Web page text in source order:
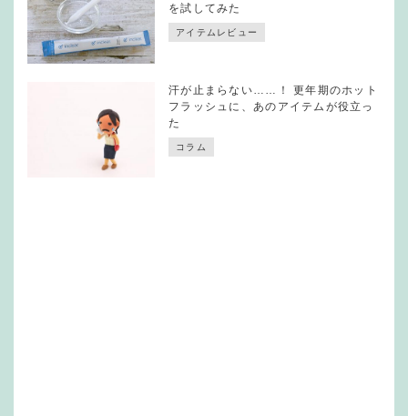
を試してみた
アイテムレビュー
汗が止まらない……！ 更年期のホット
フラッシュに、あのアイテムが役立っ
た
コラム